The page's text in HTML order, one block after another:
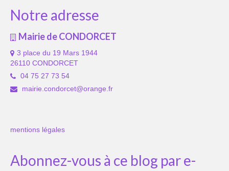
Notre adresse
Mairie de CONDORCET
3 place du 19 Mars 1944
26110 CONDORCET
04 75 27 73 54
mairie.condorcet@orange.fr
mentions légales
Abonnez-vous à ce blog par e-